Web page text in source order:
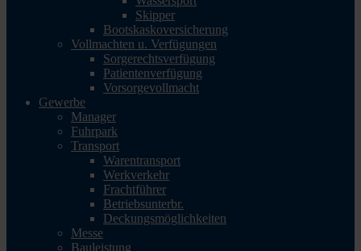
Skipper
Bootskaskoversicherung
Vollmachten u. Verfügungen
Sorgerechtsverfügung
Patientenverfügung
Vorsorgevollmacht
Gewerbe
Manager
Fuhrpark
Transport
Warentransport
Werkverkehr
Frachtführer
Betriebsunterbr.
Deckungsmöglichkeiten
Messe
Bauleistung